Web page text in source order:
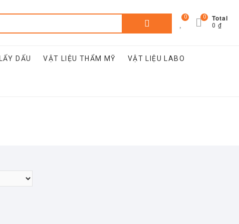
0 Total
0 ₫
0
DẤU VẬT LIỆU THẨM MỸ VẬT LIỆU LABO